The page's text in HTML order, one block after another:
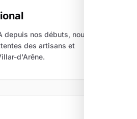
depuis nos débuts, nous
des artisans et
d'Arêne.